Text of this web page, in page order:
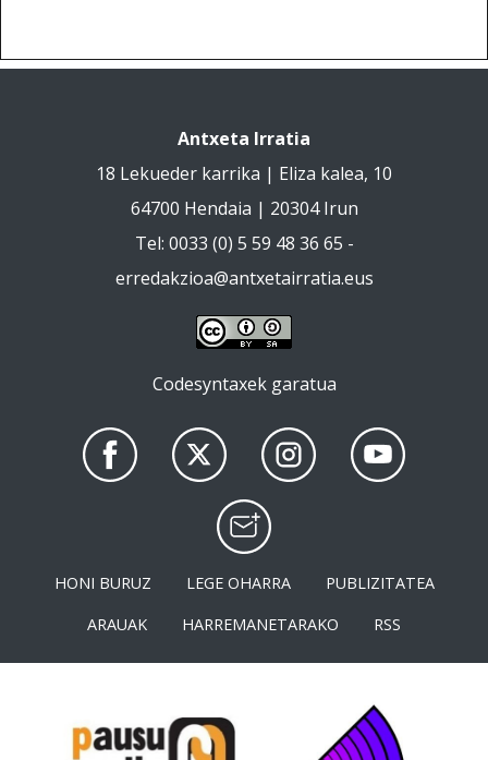
Antxeta Irratia
18 Lekueder karrika | Eliza kalea, 10
64700 Hendaia | 20304 Irun
Tel: 0033 (0) 5 59 48 36 65 -
erredakzioa@antxetairratia.eus
Codesyntaxek garatua
HONI BURUZ LEGE OHARRA
PUBLIZITATEA
ARAUAK
HARREMANETARAKO RSS